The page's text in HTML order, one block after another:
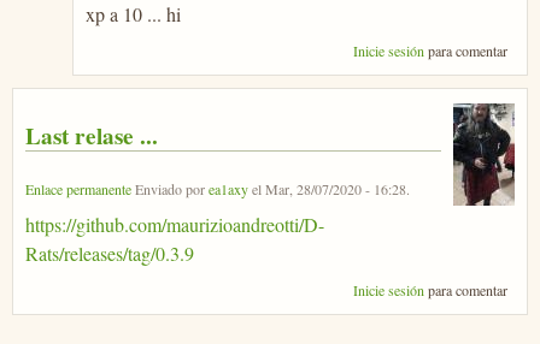
xp a 10 ... hi
Inicie sesión para comentar
Last relase ...
Enlace permanenteEnviado porea1axyelMar, 28/07/2020 - 16:28.
https://github.com/maurizioandreotti/D-
Rats/releases/tag/0.3.9
Inicie sesiónpara comentar